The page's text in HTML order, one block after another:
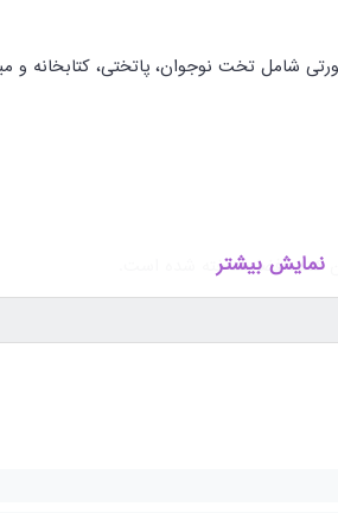
کننده فضا شناخته شده است.
نمایش بیشتر